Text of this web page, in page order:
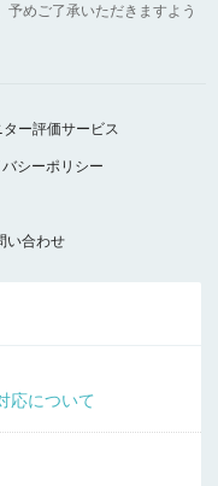
めご了承いただきますよう
ー評価サービス
シーポリシー
い合わせ
応について